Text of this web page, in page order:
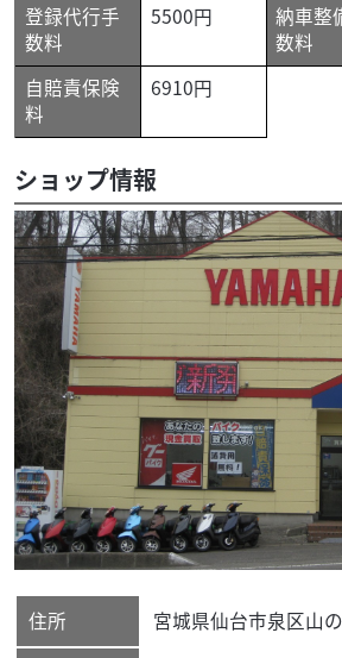
登録代行手
数料
5500円
納車整
数料
自賠責保険
料
6910円
ショップ情報
住所 宮城県仙台市泉区山